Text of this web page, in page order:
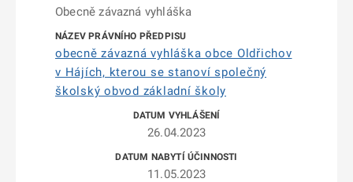
Obecně závazná vyhláška
obecně závazná vyhláška obce Oldřichov
v Hájích, kterou se stanoví společný
školský obvod základní školy
26.04.2023
11.05.2023